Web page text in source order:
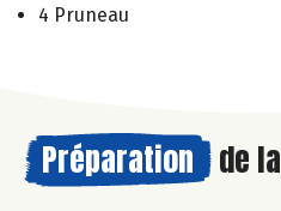
4 Pruneau
Préparation de la